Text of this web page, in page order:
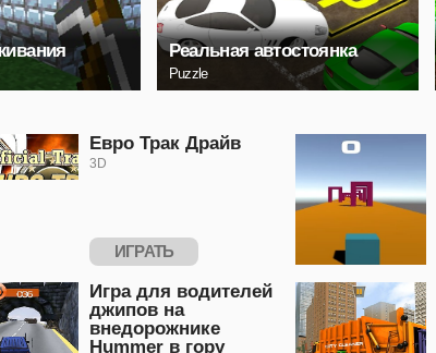
Реальная автостоянка
Puzzle
Евро Трак Драйв
3D
ИГРАТЬ
Игра для водителей
джипов на
внедорожнике
Hummer в гору